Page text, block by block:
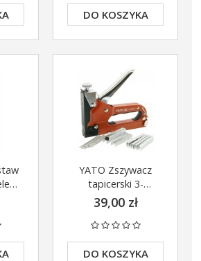
DO KOSZYKA
YATO Zszywacz
tapicerski 3-
funkcyjny YT-70020
39,00 zł
DO KOSZYKA